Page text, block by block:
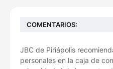
COMENTARIOS:
JBC de Piriápolis
personales en la caja de